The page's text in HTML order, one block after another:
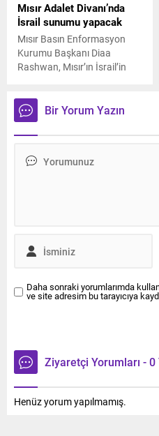
Mısır Adalet Divanı’nda
İsrail sunumu yapacak
Mısır Basın Enformasyon
Kurumu Başkanı Diaa
Rashwan, Mısır’ın İsrail’in
Uluslararası Adalet
Divanı’nda sunum
yapacağını açıkladı.
Bir Yorum Yazın
Daha sonraki yorumlarımda
ve site adresim bu tarayıcıya
Ziyaretçi Yorumları - 0
Henüz yorum yapılmamış.